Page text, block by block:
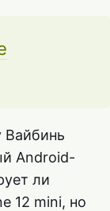
Вайбинь
Android-
ли
12 mini, но